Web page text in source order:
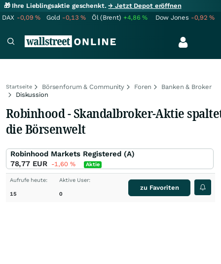
🎁 Ihre Lieblingsaktie geschenkt.→ Jetzt Depot eröffnen
DAX -0,09% Gold -0,13% Öl (Brent) +4,86% Dow Jones -0,92%
Startseite Börsenforum & Community Foren
Banken & Broker
Diskussion
Robinhood - Skandalbroker-Aktie
die Börsenwelt
Robinhood Markets Registered (A)
78,77 EUR -1,60 % Aktie
Aufrufe heute:
15
Aktive User:
0
zu Favoriten